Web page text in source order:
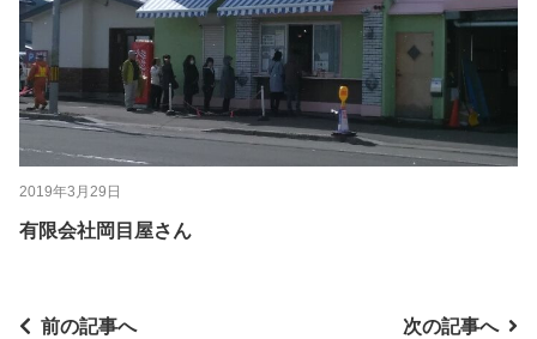
2019年3月29日
有限会社岡目屋さん
前の記事へ 次の記事へ